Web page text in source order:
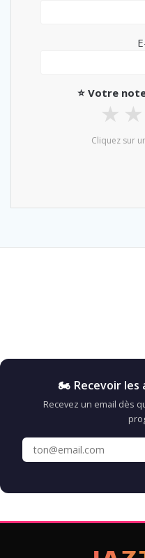
⭐ Votre
★ ★
Cliquez sur
🏍️ Recevoir les
Recevez un email dès